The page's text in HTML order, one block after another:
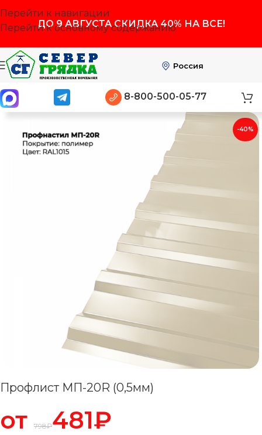
Перейти к навигации
Перейти к основному содержанию
ДО9 АВГУСТАСКИДКА 40% НА ВСЕ!
Россия
8-800-500-05-77
-40%
Профлист МП-20R (0,5мм)
от 798₽481₽